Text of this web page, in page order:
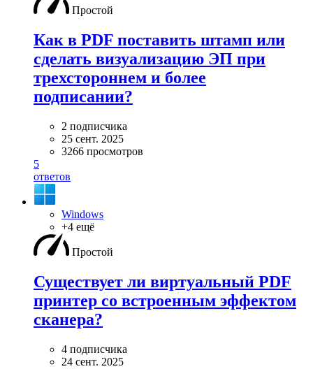
Простой
Как в PDF поставить штамп или
сделать визуализацию ЭП при
трехстороннем и более
подписании?
2 подписчика
25 сент. 2025
3266 просмотров
5
ответов
Windows
+4 ещё
Простой
Существует ли виртуальный PDF
принтер со встроенным эффектом
сканера?
4 подписчика
24 сент. 2025